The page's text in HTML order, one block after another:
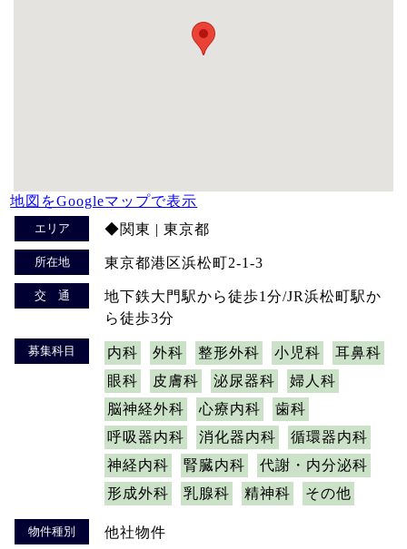
地図をGoogleマップで表示
エリア ◆関東 | 東京都
所在地 東京都港区浜松町2-1-3
交 通
地下鉄大門駅から徒歩1分/JR浜松町駅か
ら徒歩3分
募集科目 内科 外科 整形外科 小児科
耳鼻科
眼科
皮膚科 泌尿器科
婦人科
脳神経外科
心療内科
歯科
呼吸器内科
消化器内科
循環器内科
神経内科
腎臓内科
代謝・内分泌科
形成外科
乳腺科 精神科 その他
物件種別 他社物件